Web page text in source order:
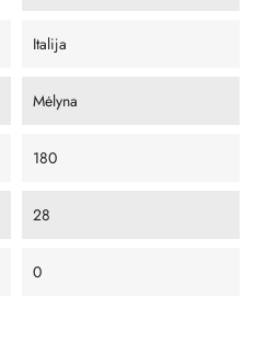
Italija
Mėlyna
180
28
0